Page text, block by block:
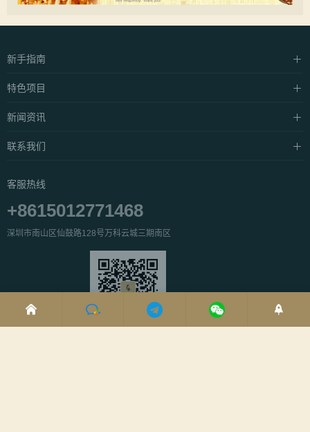
新手指南
硬件设施
特色项目
中泰·抓龙筋
新闻资讯
养生资讯
公益活动
联系我们
人才招聘
客服热线
+8615012771468
深圳市南山区仙鼓路128号万科云城三期南区